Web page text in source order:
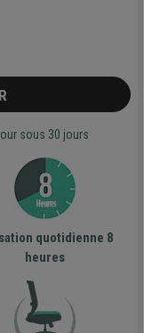
sous 30 jours
quotidienne 8
heures